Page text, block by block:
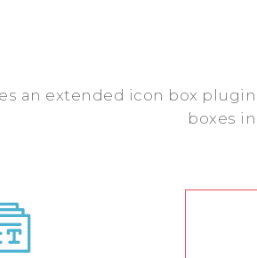
an extended icon box
boxes